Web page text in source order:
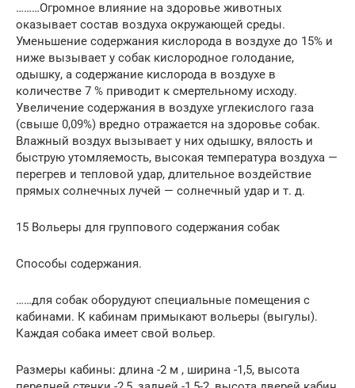
………Огромное влияние на здоровье животных
оказывает состав воздуха окружающей среды.
Уменьшение содержания кислорода в воздухе до 15% и
ниже вызывает у собак кислородное голо­дание,
одышку, а содержание кислорода в воздухе в
количестве 7 % приводит к смертельному исходу.
Увеличение содержания в воздухе углекислого газа
(свыше 0,09%) вредно отражается на здоровье собак.
Влажный воздух вызывает у них одышку, вя­лость и
быструю утомляемость, высокая температура воздуха­ —
перегрев и тепловой удар, длительное воздействие
прямых сол­нечных лучей — солнечный удар и т. д.
15 Вольеры для группового содержания собак
Способы содержания.
……для собак оборудуют специаль­ные помещения с
кабинами. К кабинам примыкают вольеры (выгулы).
Каждая собака имеет свой вольер.
Размеры кабины: длина -2 м , ширина -1,5, высота